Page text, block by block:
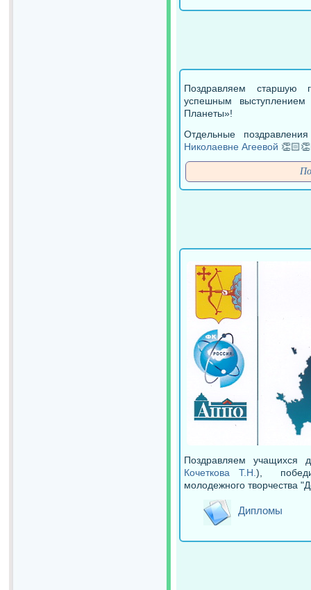
Поздравляем старшую
успешным
Планеты»!
Отдельные
Николаевне Агеевой
Поздравляем учащихся
Кочеткова Т.Н.),
молодежного творчества
Дипломы